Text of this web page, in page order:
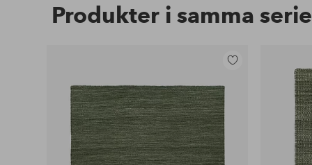
Produkter i samma serie
till
i
favoriter